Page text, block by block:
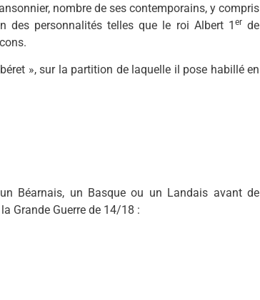
nombre de ses contemporains, y compris
des personnalités telles que le roi Albert 1er de
», sur la partition de laquelle il pose habillé en
Béarnais, un Basque ou un Landais avant de
Grande Guerre de 14/18 :